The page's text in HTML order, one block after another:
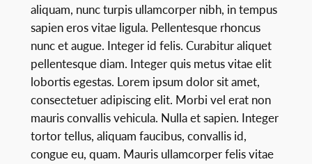
aliquam, nunc turpis ullamcorper nibh, in tempus
sapien eros vitae ligula. Pellentesque rhoncus
nunc et augue. Integer id felis. Curabitur aliquet
pellentesque diam. Integer quis metus vitae elit
lobortis egestas. Lorem ipsum dolor sit amet,
consectetuer adipiscing elit. Morbi vel erat non
mauris convallis vehicula. Nulla et sapien. Integer
tortor tellus, aliquam faucibus, convallis id,
congue eu, quam. Mauris ullamcorper felis vitae